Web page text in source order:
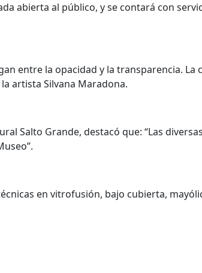
abierta al público, y se contará con
entre la opacidad y la transparencia. La
artista Silvana Maradona.
Salto Grande, destacó que: “Las
en vitrofusión, bajo cubierta,